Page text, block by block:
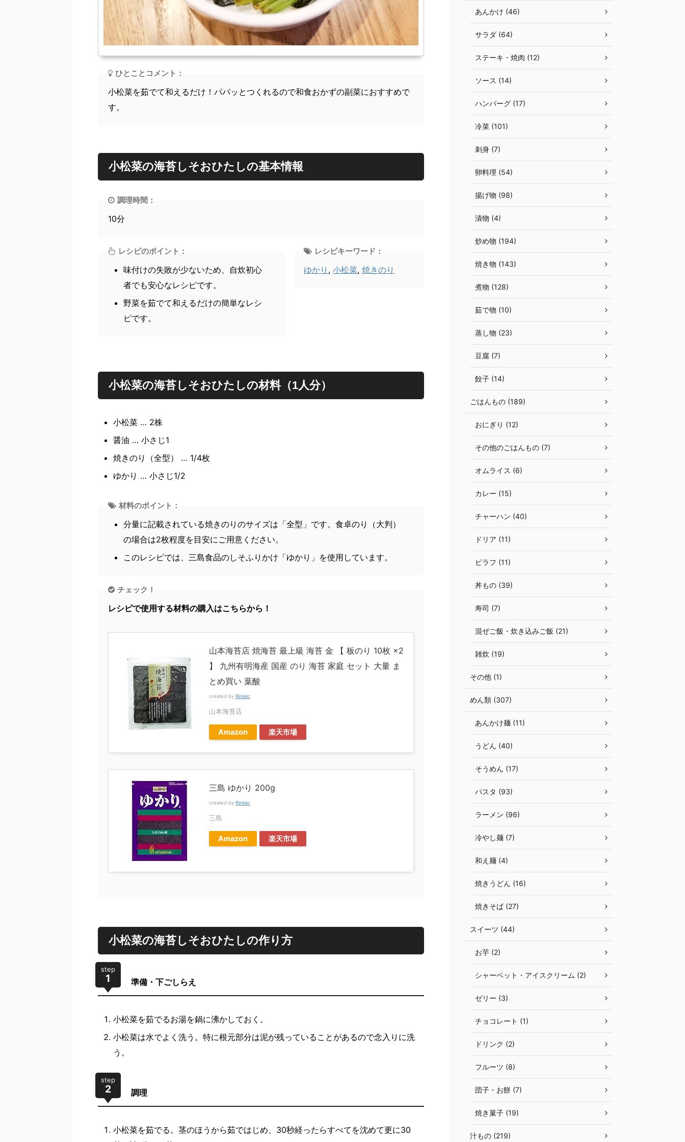
ひとことコメント：
小松菜を茹でて和えるだけ！パパッとつくれるので和食おかずの副菜におすすめで
す。
小松菜の海苔しそおひたしの基本情報
調理時間：
10分
レシピのポイント：
味付けの失敗が少ないため、自炊初心
者でも安心なレシピです。
野菜を茹でて和えるだけの簡単なレシ
ピです。
レシピキーワード：
ゆかり , 小松菜, 焼きのり
小松菜の海苔しそおひたしの材料（1人分）
小松菜 … 2株
醤油 … 小さじ1
焼きのり（全型） … 1/4枚
ゆかり … 小さじ1/2
材料のポイント：
分量に記載されている焼きのりのサイズは「全型」です。食卓のり（大判）
の場合は2枚程度を目安にご用意ください。
このレシピでは、三島食品のしそふりかけ「ゆかり」を使用しています。
チェック！
レシピで使用する材料の購入はこちらから！
山本海苔店 焼海苔 最上級 海苔 金 【 板のり 10枚 ×2
】 九州有明海産 国産 のり 海苔 家庭 セット 大量 ま
とめ買い 葉酸
created by Rinker
山本海苔店
Amazon 楽天市場
三島 ゆかり 200g
created by Rinker
三島
Amazon 楽天市場
小松菜の海苔しそおひたしの作り方
step
1 準備・下ごしらえ
小松菜を茹でるお湯を鍋に沸かしておく。
小松菜は水でよく洗う。特に根元部分は泥が残っていることがあるので念入りに洗
う。
step
2 調理
小松菜を茹でる。茎のほうから茹ではじめ、30秒経ったらすべてを沈めて更に30
あんかけ (46)
サラダ (64)
ステーキ・焼肉 (12)
ソース (14)
ハンバーグ (17)
冷菜 (101)
刺身 (7)
卵料理 (54)
揚げ物 (98)
漬物 (4)
炒め物 (194)
焼き物 (143)
煮物 (128)
茹で物 (10)
蒸し物 (23)
豆腐 (7)
餃子 (14)
ごはんもの (189)
おにぎり (12)
その他のごはんもの (7)
オムライス (6)
カレー (15)
チャーハン (40)
ドリア (11)
ピラフ (11)
丼もの (39)
寿司 (7)
混ぜご飯・炊き込みご飯 (21)
雑炊 (19)
その他 (1)
めん類 (307)
あんかけ麺 (11)
うどん (40)
そうめん (17)
パスタ (93)
ラーメン (96)
冷やし麺 (7)
和え麺 (4)
焼きうどん (16)
焼きそば (27)
スイーツ (44)
お芋 (2)
シャーベット・アイスクリーム (2)
ゼリー (3)
チョコレート (1)
ドリンク (2)
フルーツ (8)
団子・お餅 (7)
焼き菓子 (19)
汁もの (219)